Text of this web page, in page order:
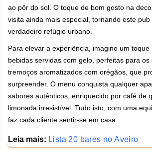
ao pôr do sol. O toque de bom gosto na
visita ainda mais especial, tornando este pub
verdadeiro refúgio urbano.
Para elevar a experiência, imagino um
bebidas servidas com gelo, perfeitas para os
tremoços aromatizados com orégãos, que
surpreender. O menu conquista qualquer
sabores autênticos, enriquecido por café de
limonada irresistível. Tudo isto, com uma
faz cada cliente sentir-se em casa.
Leia mais: Lista 20 bares no Aveiro